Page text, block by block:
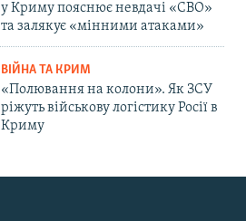
у Криму пояснює невдачі «СВО»
та залякує «мінними атаками»
ВІЙНА ТА КРИМ
«Полювання на колони». Як ЗСУ
ріжуть військову логістику Росії в
Криму